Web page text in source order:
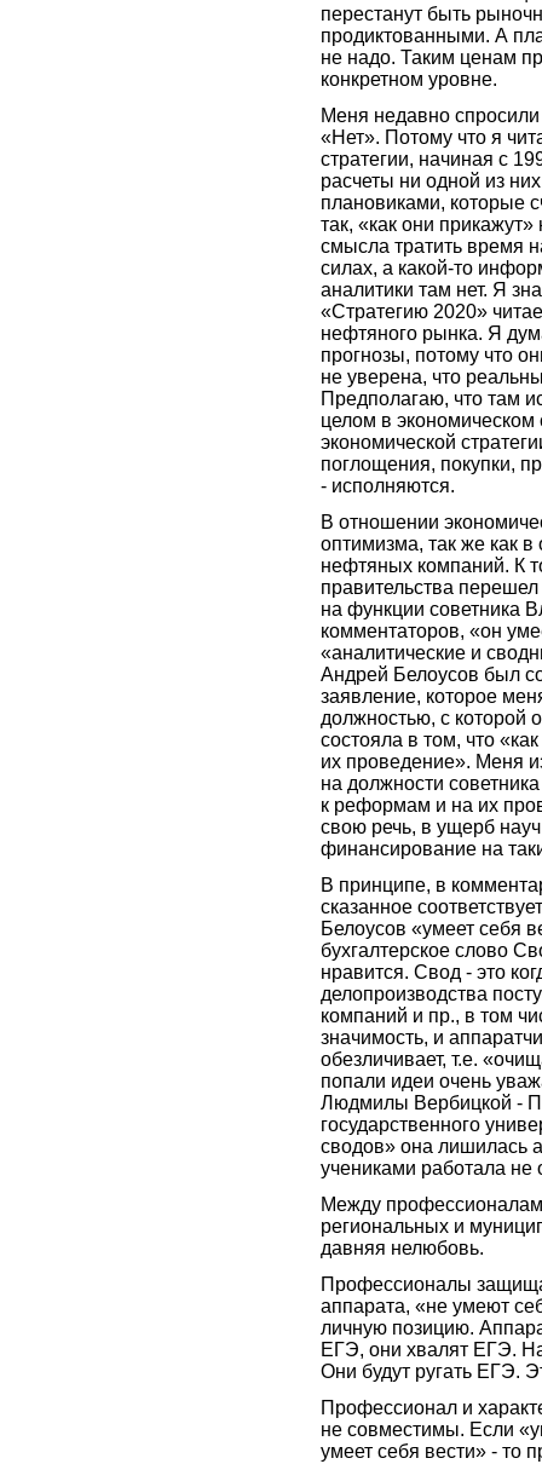
перестанут быть
продиктованными. А
не надо. Таким ценам
конкретном уровне.
Меня недавно
«Нет». Потому что я
стратегии, начиная с
расчеты ни одной из
плановиками, которые
так, «как они
смысла тратить время
силах, а какой-то
аналитики там нет. Я
«Стратегию 2020»
нефтяного рынка. Я
прогнозы, потому что
не уверена, что
Предполагаю, что там
целом в экономическом
экономической
поглощения, покупки,
- исполняются.
В отношении
оптимизма, так же как
нефтяных компаний. К
правительства
на функции советника
комментаторов, «он
«аналитические и
Андрей Белоусов был
заявление, которое
должностью, с которой
состояла в том, что
их проведение». Меня
на должности
к реформам и на их
свою речь, в ущерб
финансирование на
В принципе, в
сказанное
Белоусов «умеет себя
бухгалтерское слово
нравится. Свод - это
делопроизводства
компаний и пр., в том
значимость, и
обезличивает, т.е.
попали идеи очень
Людмилы Вербицкой -
государственного
сводов» она лишилась
учениками работала не
Между
региональных и
давняя нелюбовь.
Профессионалы
аппарата, «не умеют
личную позицию.
ЕГЭ, они хвалят ЕГЭ.
Они будут ругать ЕГЭ.
Профессионал и
не совместимы. Если
умеет себя вести» - то